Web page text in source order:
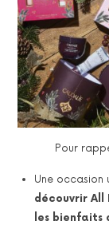
Pour
Une occasion
découvrir All
les bienfaits